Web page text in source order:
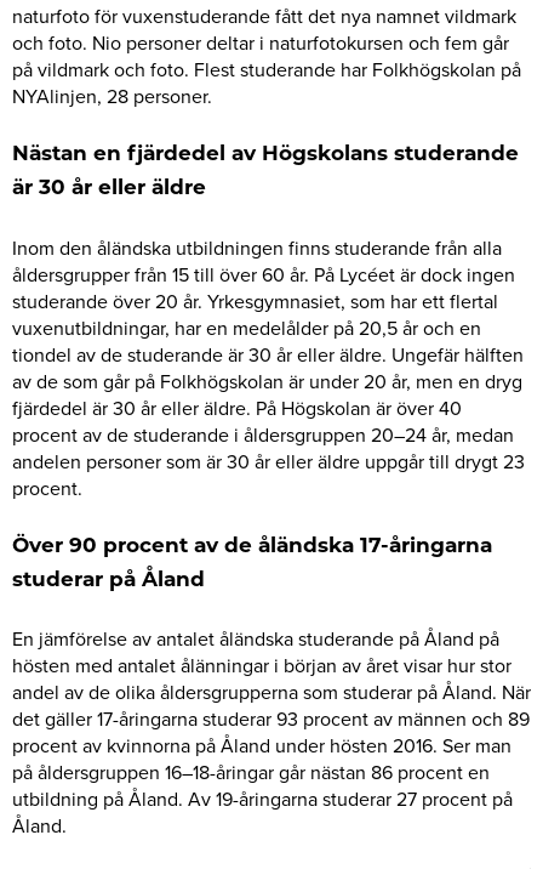
naturfoto för vuxenstuderande fått det nya namnet vildmark
och foto. Nio personer deltar i naturfotokursen och fem går
på vildmark och foto. Flest studerande har Folkhögskolan på
NYAlinjen, 28 personer.
Nästan en fjärdedel av Högskolans studerande
är 30 år eller äldre
Inom den åländska utbildningen finns studerande från alla
åldersgrupper från 15 till över 60 år. På Lycéet är dock ingen
studerande över 20 år. Yrkesgymnasiet, som har ett flertal
vuxenutbildningar, har en medelålder på 20,5 år och en
tiondel av de studerande är 30 år eller äldre. Ungefär hälften
av de som går på Folkhögskolan är under 20 år, men en dryg
fjärdedel är 30 år eller äldre. På Högskolan är över 40
procent av de studerande i åldersgruppen 20–24 år, medan
andelen personer som är 30 år eller äldre uppgår till drygt 23
procent.
Över 90 procent av de åländska 17-åringarna
studerar på Åland
En jämförelse av antalet åländska studerande på Åland på
hösten med antalet ålänningar i början av året visar hur stor
andel av de olika åldersgrupperna som studerar på Åland. När
det gäller 17-åringarna studerar 93 procent av männen och 89
procent av kvinnorna på Åland under hösten 2016. Ser man
på åldersgruppen 16–18-åringar går nästan 86 procent en
utbildning på Åland. Av 19-åringarna studerar 27 procent på
Åland.